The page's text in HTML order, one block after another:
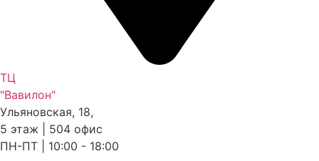
ТЦ
"Вавилон"
Ульяновская, 18,
5 этаж | 504 офис
ПН-ПТ | 10:00 - 18:00